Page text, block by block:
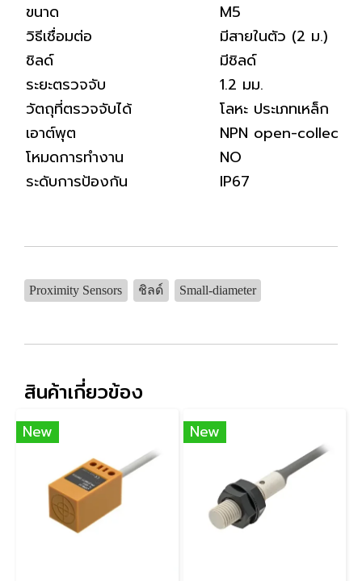
ขนาด
M5
วิธีเชื่อมต่อ
มีสายในตัว (2 ม.)
ชิลด์
มีชิลด์
ระยะตรวจจับ
1.2 มม.
วัตถุที่ตรวจจับได้
โลหะ ประเภทเหล็ก
เอาต์พุต
NPN open-
โหมดการทำงาน
NO
ระดับการป้องกัน
IP67
Proximity Sensors ชิลด์ Small-diameter
สินค้าเกี่ยวข้อง
New New